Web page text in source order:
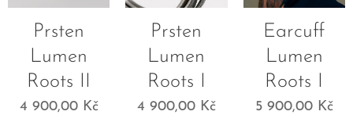
Prsten
Lumen
Roots II
4 900,00Kč
Prsten
Lumen
Roots I
4 900,00Kč
Earcuff
Lumen
Roots I
5 900,00Kč